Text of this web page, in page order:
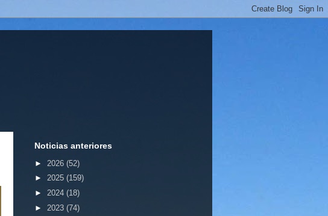
Noticias anteriores
► 2026 (52)
► 2025 (159)
► 2024 (18)
► 2023 (74)